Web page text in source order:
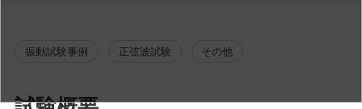
振動試験事例 正弦波試験 その他